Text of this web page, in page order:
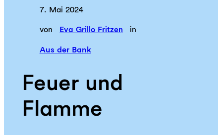
7. Mai 2024
von Eva Grillo Fritzen in
Aus der Bank
Feuer und
Flamme